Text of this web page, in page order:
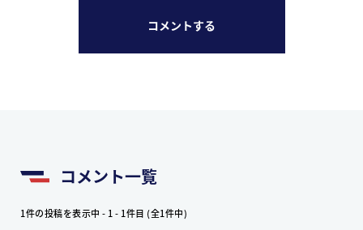
コメントする
コメント一覧
1件の投稿を表示中 - 1 - 1件目 (全1件中)